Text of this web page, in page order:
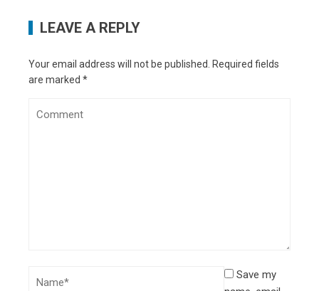
LEAVE A REPLY
Your email address will not be published. Required fields
are marked *
Save my